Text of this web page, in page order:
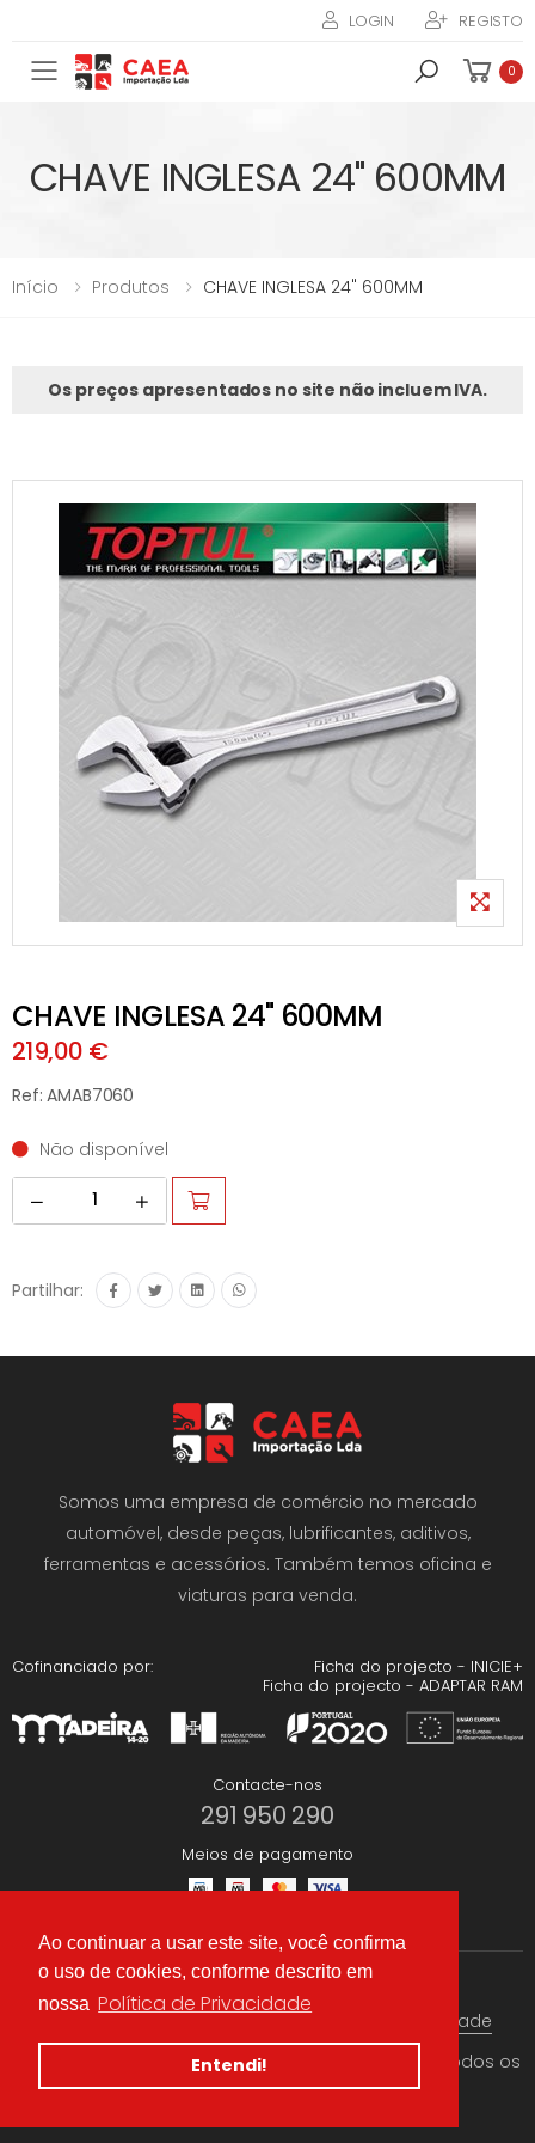
Ao continuar a usar este site, você confirma
o uso de cookies, conforme descrito em
nossa Política de Privacidade
Entendi!
LOGIN REGISTO
Toggle mobile menu 0
CHAVE INGLESA 24" 600MM
Início Produtos CHAVE INGLESA 24" 600MM
Os preços apresentados no site não incluem IVA.
CHAVE INGLESA 24" 600MM
219,00 €
Ref: AMAB7060
Não disponível
Partilhar:
Somos uma empresa de comércio no mercado
automóvel, desde peças, lubrificantes, aditivos,
ferramentas e acessórios. Também temos oficina e
viaturas para venda.
Cofinanciado por:
Ficha do projecto - INICIE+
Ficha do projecto - ADAPTAR RAM
Contacte-nos
291 950 290
Meios de pagamento
© 2026 CAEA Importação Lda. Criado por
. Todos os
direitos reservados
Termos & condições Política de Privacidade
Redes Sociais